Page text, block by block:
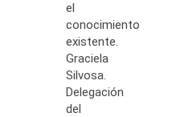
el
conocimiento
existente.
Graciela
Silvosa.
Delegación
del